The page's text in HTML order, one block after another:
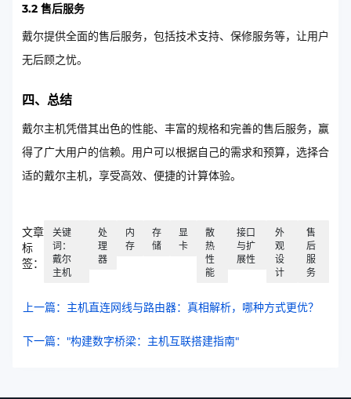
3.2 售后服务
戴尔提供全面的售后服务，包括技术支持、保修服务等，让用户
无后顾之忧。
四、总结
戴尔主机凭借其出色的性能、丰富的规格和完善的售后服务，赢
得了广大用户的信赖。用户可以根据自己的需求和预算，选择合
适的戴尔主机，享受高效、便捷的计算体验。
文章
标
签：
关键
词：
戴尔
主机
处
理
器
内
存
存
储
显
卡
散
热
性
能
接口
与扩
展性
外
观
设
计
售
后
服
务
上一篇：主机直连网线与路由器：真相解析，哪种方式更优？
下一篇："构建数字桥梁：主机互联搭建指南"